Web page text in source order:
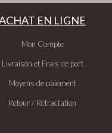
EN LIGNE
Mon Compte
Livraison et Frais de port
Moyens de paiement
Retour / Rétractation